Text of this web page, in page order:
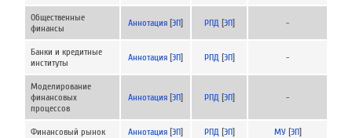
Общественные
финансы
Аннотация [ЭП] РПД [ЭП] -
Банки и кредитные
институты
Аннотация [ЭП] РПД [ЭП] -
Моделирование
финансовых
процессов
Аннотация [ЭП] РПД [ЭП] -
Финансовый рынок Аннотация [ЭП] РПД [ЭП] МУ[ЭП]